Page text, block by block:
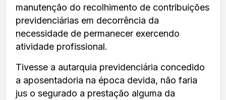
manutenção do recolhimento de contribuições
previdenciárias em decorrência da
necessidade de permanecer exercendo
atividade profissional.
Tivesse a autarquia previdenciária concedido
a aposentadoria na época devida, não faria
jus o segurado a prestação alguma da